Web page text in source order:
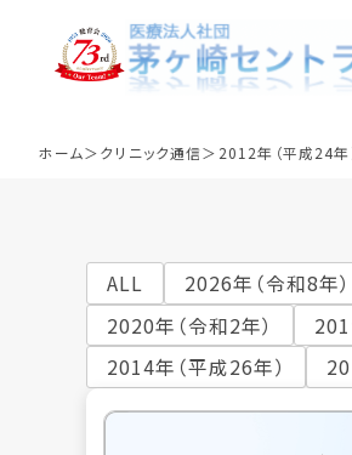
クリニック理念
血液浄化療法
標準手順作業書
クリニッ
ホーム クリニック通信 2012年（平成24年
ALL 2026年（令和8年）
2020年（令和2年）
2014年（平成26年）